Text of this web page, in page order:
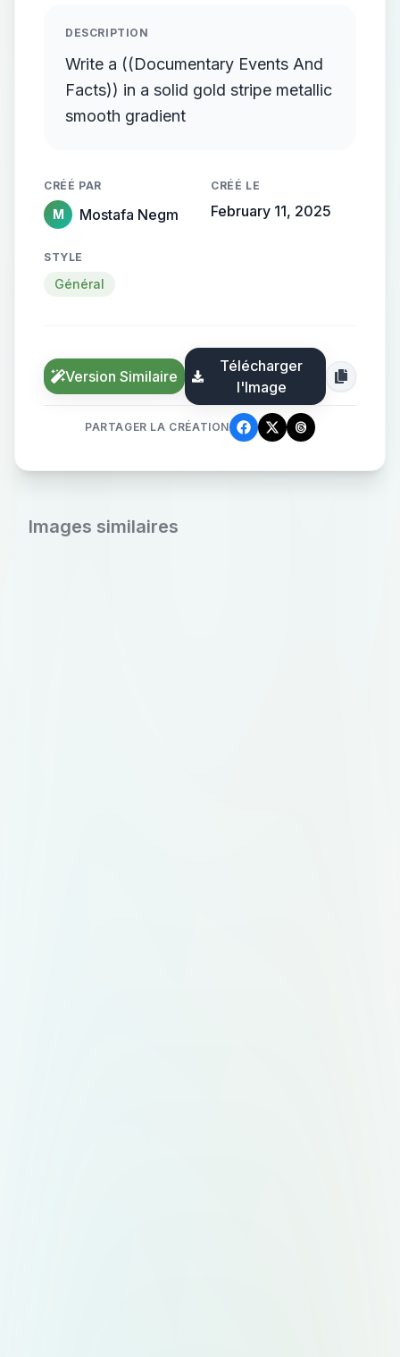
DESCRIPTION
Write a ((Documentary Events And
Facts)) in a solid gold stripe metallic
smooth gradient
CRÉÉ PAR
M Mostafa Negm
CRÉÉ LE
February 11, 2025
STYLE
Général
Version Similaire
Télécharger
l'Image
PARTAGER LA CRÉATION
Images similaires